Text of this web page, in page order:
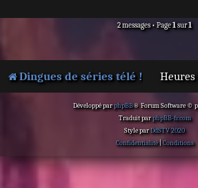
e
2 messages • Page1sur1
Dingues de séries télé !
Développé parphpBB® Forum Software ©
Traduit parphpBB-fr.com
Style parDdSTV 2020
Confidentialité|Conditions